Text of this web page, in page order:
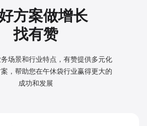
方案做增长
找有赞
场景和行业特点，有赞提供多元化
，帮助您在午休袋行业赢得更大的
成功和发展